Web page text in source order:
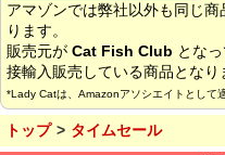
アマゾンでは弊社以外も同じ
ります。
販売元が Cat Fish Club とな
接輸入販売している商品となり
*Lady Catは、Amazonアソシエイトとして
トップ
タイムセール